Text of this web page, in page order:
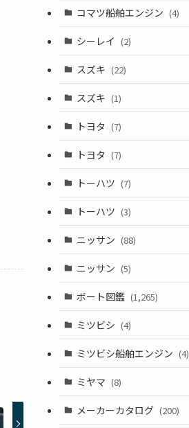
コマツ船舶エンジン (4)
シーレイ (2)
スズキ (22)
スズキ (1)
トヨタ (7)
トヨタ (7)
トーハツ (7)
トーハツ (3)
ニッサン (88)
ニッサン (5)
ボート図鑑 (1,265)
ミツビシ (4)
ミツビシ船舶エンジン (4)
ミヤマ (8)
メーカーカタログ (200)